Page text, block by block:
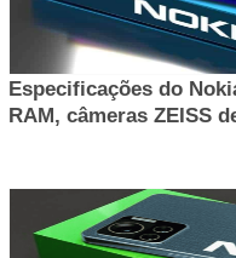
Especificações do
RAM, câmeras ZEISS